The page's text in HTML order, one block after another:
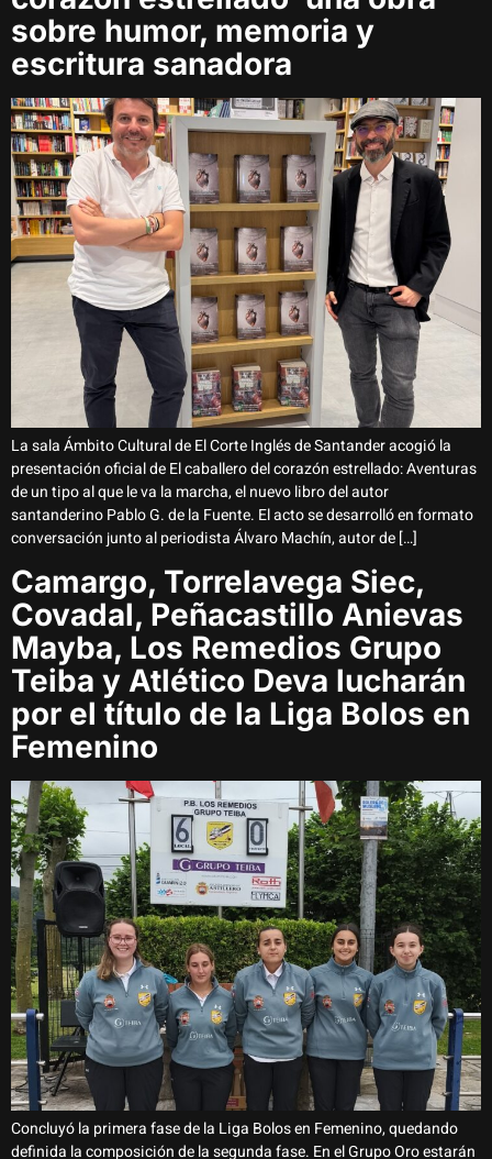
sobre humor, memoria y
escritura sanadora
La sala Ámbito Cultural de El Corte Inglés de Santander acogió la
presentación oficial de El caballero del corazón estrellado: Aventuras
de un tipo al que le va la marcha, el nuevo libro del autor
santanderino Pablo G. de la Fuente. El acto se desarrolló en formato
conversación junto al periodista Álvaro Machín, autor de […]
Camargo, Torrelavega Siec,
Covadal, Peñacastillo Anievas
Mayba, Los Remedios Grupo
Teiba y Atlético Deva lucharán
por el título de la Liga Bolos en
Femenino
Concluyó la primera fase de la Liga Bolos en Femenino, quedando
definida la composición de la segunda fase. En el Grupo Oro estarán